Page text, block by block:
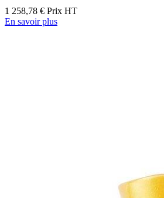
1 258,78 € Prix HT
En savoir plus